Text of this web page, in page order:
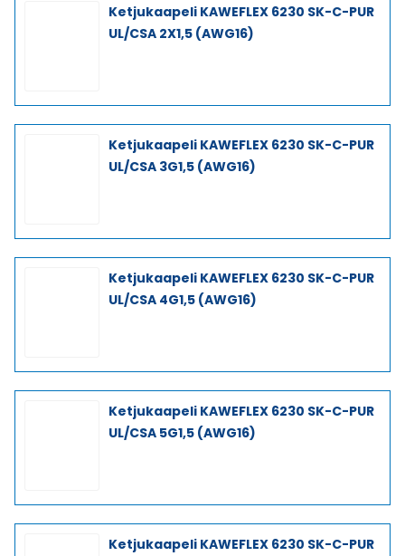
Ketjukaapeli KAWEFLEX 6230 SK-C-PUR
UL/CSA 2X1,5 (AWG16)
Ketjukaapeli KAWEFLEX 6230 SK-C-PUR
UL/CSA 3G1,5 (AWG16)
Ketjukaapeli KAWEFLEX 6230 SK-C-PUR
UL/CSA 4G1,5 (AWG16)
Ketjukaapeli KAWEFLEX 6230 SK-C-PUR
UL/CSA 5G1,5 (AWG16)
Ketjukaapeli KAWEFLEX 6230 SK-C-PUR